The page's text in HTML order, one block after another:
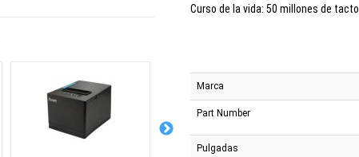
Curso de la vida: 50 millones de tacto.
Marca
Part Number
Pulgadas